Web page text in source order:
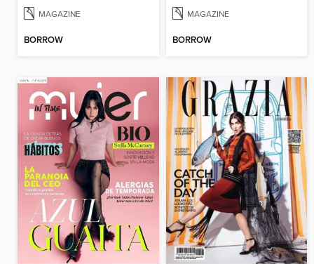
MAGAZINE
BORROW
MAGAZINE
BORROW